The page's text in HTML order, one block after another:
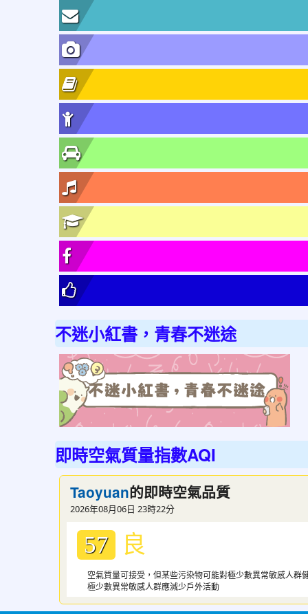
不迷小紅書，青春不迷途
紅
迷
即時空氣質量指數AQI
Taoyuan的即時空氣品質
2026年08月06日 23時22分
57 良
空氣質量可接受，但某些污染物可能對極少數異常敏感人群
極少數異常敏感人群應減少戶外活動